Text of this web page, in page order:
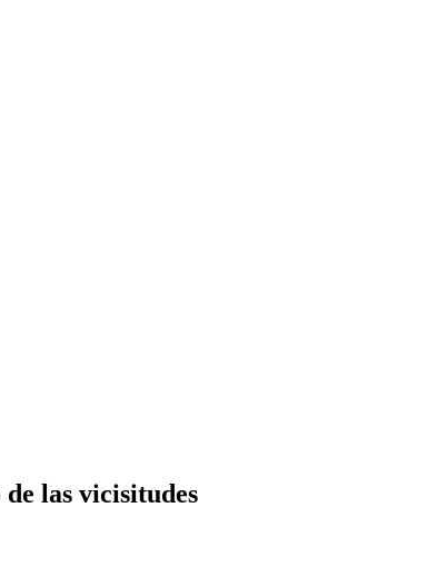
de las vicisitudes